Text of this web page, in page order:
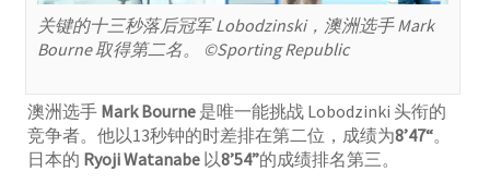
关键的十三秒落后冠军 Lobodzinski，澳洲选手 Mark
Bourne 取得第二名。 ©Sporting Republic
澳洲选手 Mark Bourne 是唯一能挑战 Lobodzinki 头衔的
竞争者。他以13秒钟的时差排在第二位，成绩为8’47“。
日本的 Ryoji Watanabe 以8’54”的成绩排名第三。